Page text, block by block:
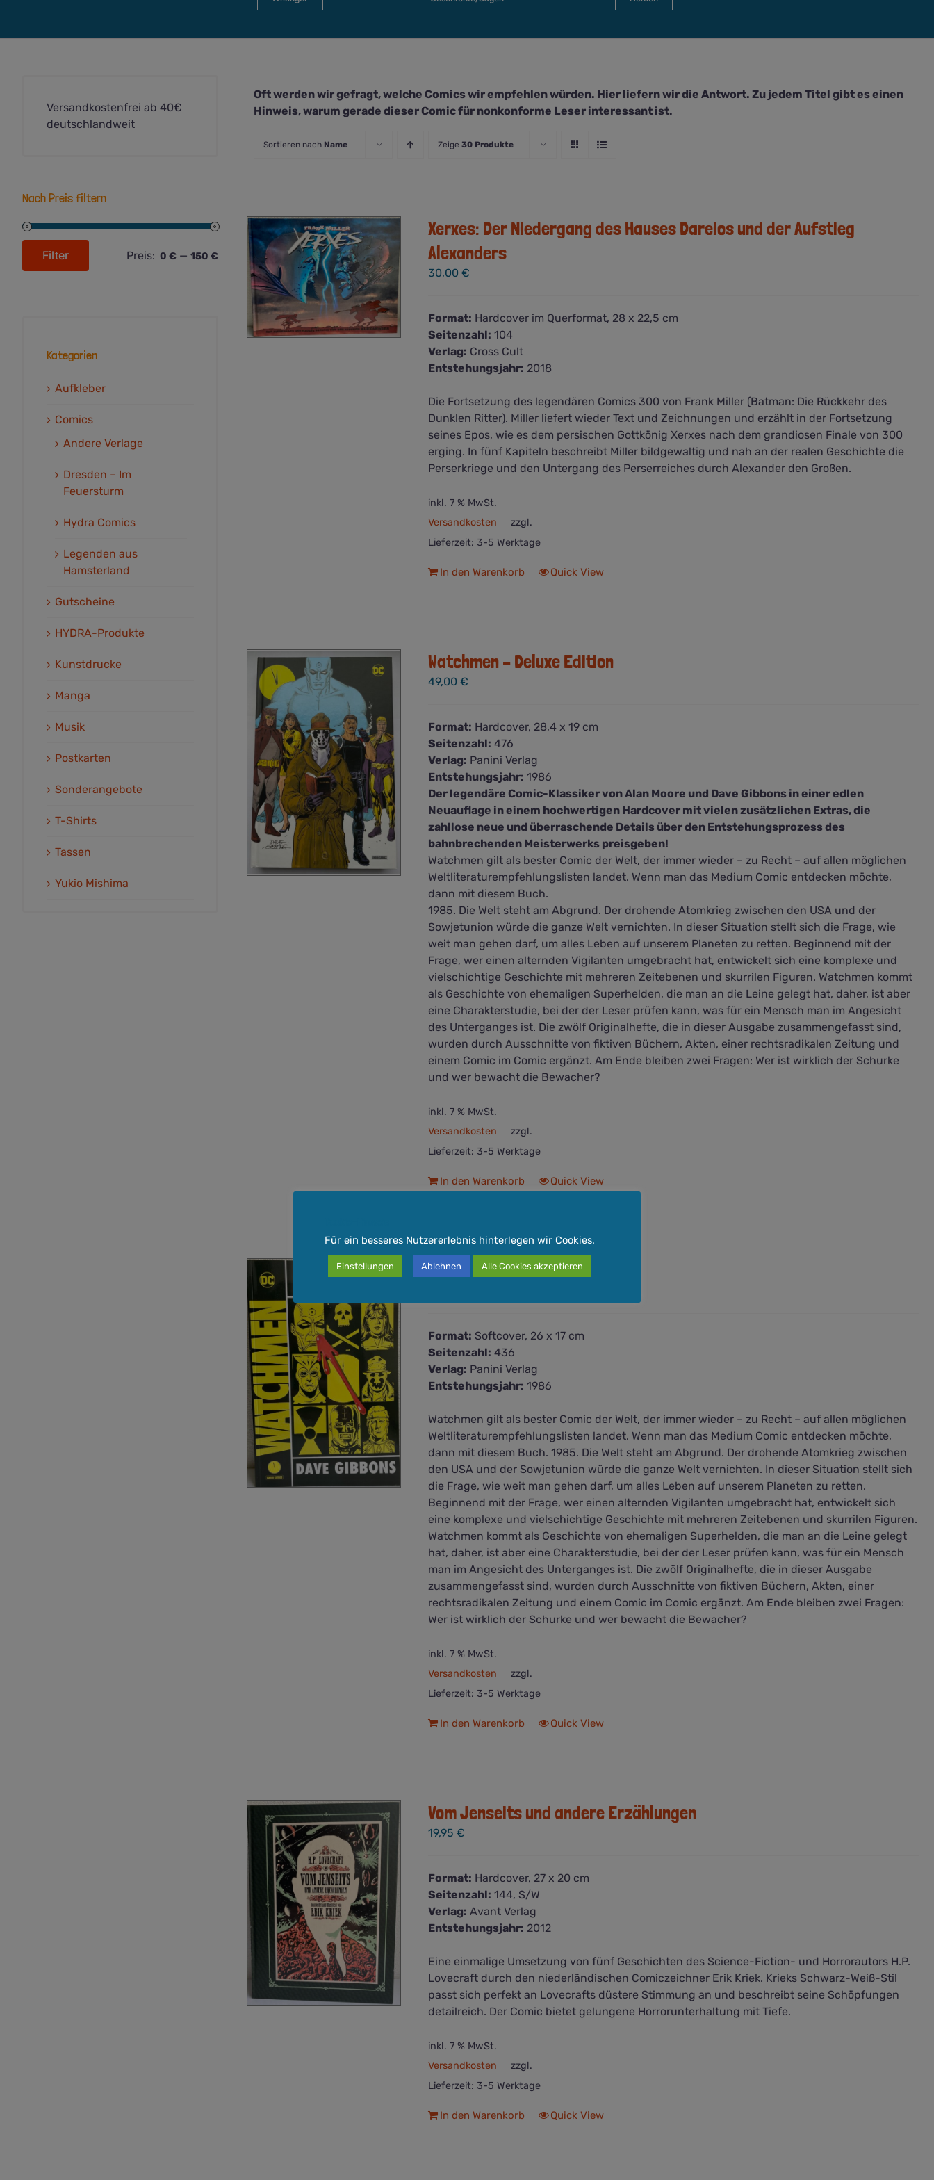
Oft werden wir gefragt, welche Comics wir empfehlen würden. Hier liefern wir die Antwort. Zu jedem Titel gibt es einen
Hinweis, warum gerade dieser Comic für nonkonforme Leser interessant ist.
Sortieren nach Name Zeige 30 Produkte
Xerxes: Der Niedergang des Hauses Dareios und der Aufstieg
Alexanders
30,00 €
Format: Hardcover im Querformat, 28 x 22,5 cm
Seitenzahl: 104
Verlag: Cross Cult
Entstehungsjahr: 2018
Die Fortsetzung des legendären Comics 300 von Frank Miller (Batman: Die Rückkehr des
Dunklen Ritter). Miller liefert wieder Text und Zeichnungen und erzählt in der Fortsetzung
seines Epos, wie es dem persischen Gottkönig Xerxes nach dem grandiosen Finale von 300
erging. In fünf Kapiteln beschreibt Miller bildgewaltig und nah an der realen Geschichte die
Perserkriege und den Untergang des Perserreiches durch Alexander den Großen.
inkl. 7 % MwSt.
zzgl.
Versandkosten
Lieferzeit: 3-5 Werktage
In den Warenkorb Quick View
Watchmen – Deluxe Edition
49,00 €
Format: Hardcover, 28,4 x 19 cm
Seitenzahl: 476
Verlag: Panini Verlag
Entstehungsjahr: 1986
Der legendäre Comic-Klassiker von Alan Moore und Dave Gibbons in einer edlen
Neuauflage in einem hochwertigen Hardcover mit vielen zusätzlichen Extras, die
zahllose neue und überraschende Details über den Entstehungsprozess des
bahnbrechenden Meisterwerks preisgeben!
Watchmen gilt als bester Comic der Welt, der immer wieder – zu Recht – auf allen möglichen
Weltliteraturempfehlungslisten landet. Wenn man das Medium Comic entdecken möchte,
dann mit diesem Buch.
1985. Die Welt steht am Abgrund. Der drohende Atomkrieg zwischen den USA und der
Sowjetunion würde die ganze Welt vernichten. In dieser Situation stellt sich die Frage, wie
weit man gehen darf, um alles Leben auf unserem Planeten zu retten. Beginnend mit der
Frage, wer einen alternden Vigilanten umgebracht hat, entwickelt sich eine komplexe und
vielschichtige Geschichte mit mehreren Zeitebenen und skurrilen Figuren. Watchmen kommt
als Geschichte von ehemaligen Superhelden, die man an die Leine gelegt hat, daher, ist aber
eine Charakterstudie, bei der der Leser prüfen kann, was für ein Mensch man im Angesicht
des Unterganges ist. Die zwölf Originalhefte, die in dieser Ausgabe zusammengefasst sind,
wurden durch Ausschnitte von fiktiven Büchern, Akten, einer rechtsradikalen Zeitung und
einem Comic im Comic ergänzt. Am Ende bleiben zwei Fragen: Wer ist wirklich der Schurke
und wer bewacht die Bewacher?
inkl. 7 % MwSt.
zzgl.
Versandkosten
Lieferzeit: 3-5 Werktage
In den Warenkorb Quick View
Watchmen
Format: Softcover, 26 x 17 cm
Seitenzahl: 436
Verlag: Panini Verlag
Entstehungsjahr: 1986
Watchmen gilt als bester Comic der Welt, der immer wieder – zu Recht – auf allen möglichen
Weltliteraturempfehlungslisten landet. Wenn man das Medium Comic entdecken möchte,
dann mit diesem Buch. 1985. Die Welt steht am Abgrund. Der drohende Atomkrieg zwischen
den USA und der Sowjetunion würde die ganze Welt vernichten. In dieser Situation stellt sich
die Frage, wie weit man gehen darf, um alles Leben auf unserem Planeten zu retten.
Beginnend mit der Frage, wer einen alternden Vigilanten umgebracht hat, entwickelt sich
eine komplexe und vielschichtige Geschichte mit mehreren Zeitebenen und skurrilen Figuren.
Watchmen kommt als Geschichte von ehemaligen Superhelden, die man an die Leine gelegt
hat, daher, ist aber eine Charakterstudie, bei der der Leser prüfen kann, was für ein Mensch
man im Angesicht des Unterganges ist. Die zwölf Originalhefte, die in dieser Ausgabe
zusammengefasst sind, wurden durch Ausschnitte von fiktiven Büchern, Akten, einer
rechtsradikalen Zeitung und einem Comic im Comic ergänzt. Am Ende bleiben zwei Fragen:
Wer ist wirklich der Schurke und wer bewacht die Bewacher?
inkl. 7 % MwSt.
zzgl.
Versandkosten
Lieferzeit: 3-5 Werktage
In den Warenkorb Quick View
Vom Jenseits und andere Erzählungen
19,95 €
Format: Hardcover, 27 x 20 cm
Seitenzahl: 144, S/W
Verlag: Avant Verlag
Entstehungsjahr: 2012
Eine einmalige Umsetzung von fünf Geschichten des Science-Fiction- und Horrorautors H.P.
Lovecraft durch den niederländischen Comiczeichner Erik Kriek. Krieks Schwarz-Weiß-Stil
passt sich perfekt an Lovecrafts düstere Stimmung an und beschreibt seine Schöpfungen
detailreich. Der Comic bietet gelungene Horrorunterhaltung mit Tiefe.
inkl. 7 % MwSt.
zzgl.
Versandkosten
Lieferzeit: 3-5 Werktage
In den Warenkorb Quick View
Versandkostenfrei ab 40€
deutschlandweit
Nach Preis filtern
Max.
Filter Preis: 0 €— 150 €
Kategorien
Aufkleber
Comics
Andere Verlage
Dresden – Im
Feuersturm
Hydra Comics
Legenden aus
Hamsterland
Gutscheine
HYDRA-Produkte
Kunstdrucke
Manga
Musik
Postkarten
Sonderangebote
T-Shirts
Tassen
Yukio Mishima
Für ein besseres Nutzererlebnis hinterlegen wir Cookies.
Einstellungen Ablehnen Alle Cookies akzeptieren